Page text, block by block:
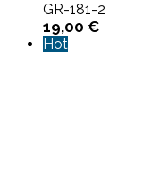
GR-181-2
19,00 €
Hot